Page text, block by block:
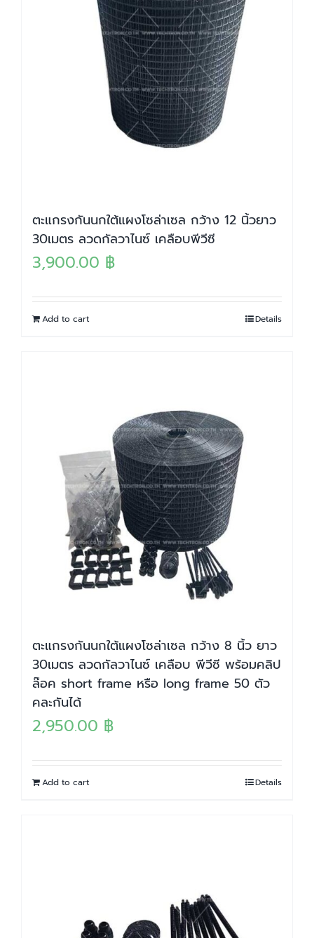
ตะแกรงกันนกใต้แผงโซล่าเซล กว้าง 12 นิ้วยาว
30เมตร ลวดกัลวาไนซ์ เคลือบพีวีซี
3,900.00 ฿
Add to cart Details
ตะแกรงกันนกใต้แผงโซล่าเซล กว้าง 8 นิ้ว ยาว
30เมตร ลวดกัลวาไนซ์ เคลือบ พีวีซี พร้อมคลิป
ล๊อค short frame หรือ long frame 50 ตัว
คละกันได้
2,950.00 ฿
Add to cart Details